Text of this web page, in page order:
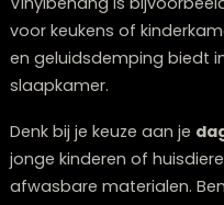
Kalmerende
sfeer
4: Welke
leefstijl?